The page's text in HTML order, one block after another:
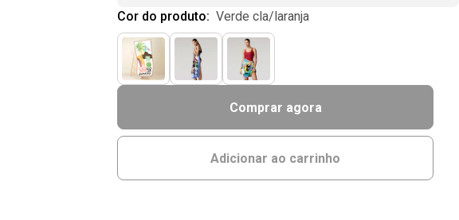
Cor do produto: verde cla/laranja
Comprar agora
Adicionar ao carrinho